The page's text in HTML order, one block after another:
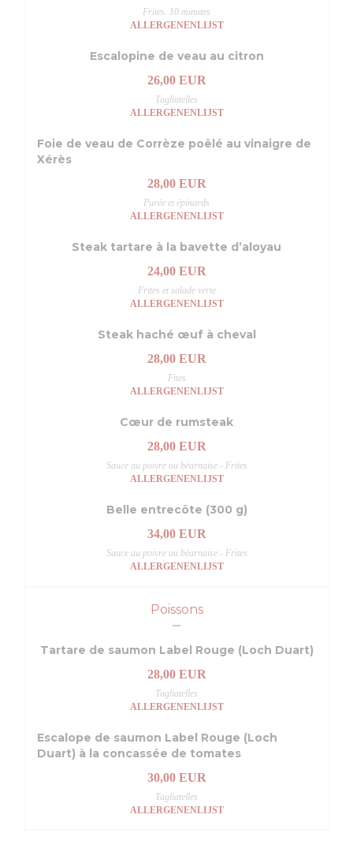
Frites. 10 minutes
ALLERGENENLIJST
Escalopine de veau au citron
26,00 EUR
Tagliatelles
ALLERGENENLIJST
Foie de veau de Corrèze poêlé au vinaigre de
Xérès
28,00 EUR
Purée et épinards
ALLERGENENLIJST
Steak tartare à la bavette d’aloyau
24,00 EUR
Frites et salade verte
ALLERGENENLIJST
Steak haché œuf à cheval
28,00 EUR
Fites
ALLERGENENLIJST
Cœur de rumsteak
28,00 EUR
Sauce au poivre ou béarnaise - Frites
ALLERGENENLIJST
Belle entrecôte (300 g)
34,00 EUR
Sauce au poivre ou béarnaise - Frites
ALLERGENENLIJST
Poissons
Tartare de saumon Label Rouge (Loch Duart)
28,00 EUR
Tagliatelles
ALLERGENENLIJST
Escalope de saumon Label Rouge (Loch
Duart) à la concassée de tomates
30,00 EUR
Tagliatelles
ALLERGENENLIJST